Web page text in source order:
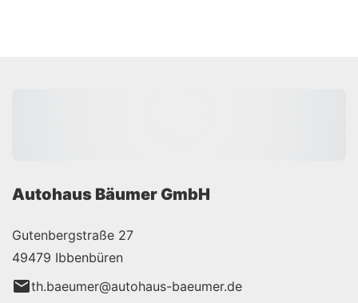
Autohaus Bäumer GmbH
Gutenbergstraße 27
49479 Ibbenbüren
th.baeumer@autohaus-baeumer.de